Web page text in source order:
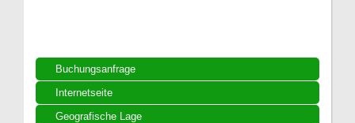
Buchungsanfrage
Internetseite
Geografische Lage